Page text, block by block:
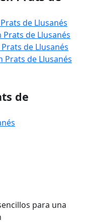
de Llusanés
de Llusanés
de Llusanés
de Llusanés
de
para una